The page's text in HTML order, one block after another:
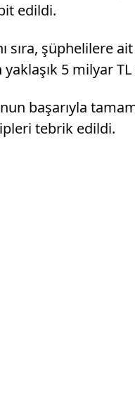
edildi.
şüphelilere
yaklaşık 5 milyar
başarıyla
tebrik edildi.